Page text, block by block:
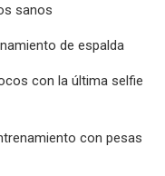
sanos
de espalda
con la última selfie
con pesas